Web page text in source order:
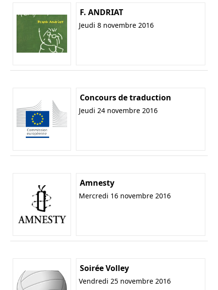
F. ANDRIAT
Jeudi 8 novembre 2016
Concours de traduction
Jeudi 24 novembre 2016
Amnesty
Mercredi 16 novembre 2016
Soirée Volley
Vendredi 25 novembre 2016